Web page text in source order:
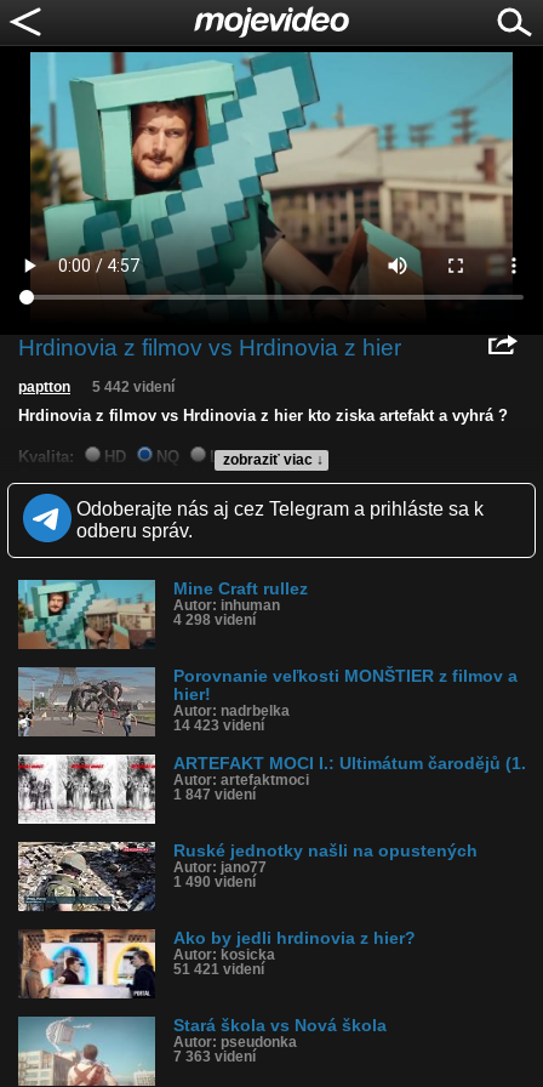
Hrdinovia z filmov vs Hrdinovia z hier
zobraziť viac ↓
paptton 5 442 videní
Hrdinovia z filmov vs Hrdinovia z hier kto ziska artefakt a vyhrá ?
Kvalita: HD NQ
LQ
Zverejnené: 18.11.2014 12:44
Páči sa: 71% (7 hlasov)
Obľúbené: 3
Komentárov: 1
Dľžka: 4:57
Tagy: hrdinovia, hrdinovia z hier, artefakt
História sledovanosti videa:
Odoberajte nás aj cez Telegram a prihláste sa k
odberu správ.
Mine Craft rullez
Autor: inhuman
4 298 videní
Porovnanie veľkosti MONŠTIER z filmov a
hier!
Autor: nadrbelka
14 423 videní
ARTEFAKT MOCI I.: Ultimátum čarodějů (1.
Autor: artefaktmoci
1 847 videní
Ruské jednotky našli na opustených
Autor: jano77
1 490 videní
Ako by jedli hrdinovia z hier?
Autor: kosicka
51 421 videní
Stará škola vs Nová škola
Autor: pseudonka
7 363 videní